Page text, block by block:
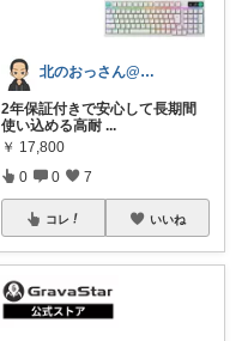
北のおっさん@ガジェット好き
2年保証付きで安心して長期間
使い込める高耐 ...
￥ 17,800
0 0 7
コレ いいね